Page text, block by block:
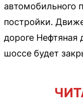
автомобильного
постройки.
дороге Нефтяная
шоссе будет